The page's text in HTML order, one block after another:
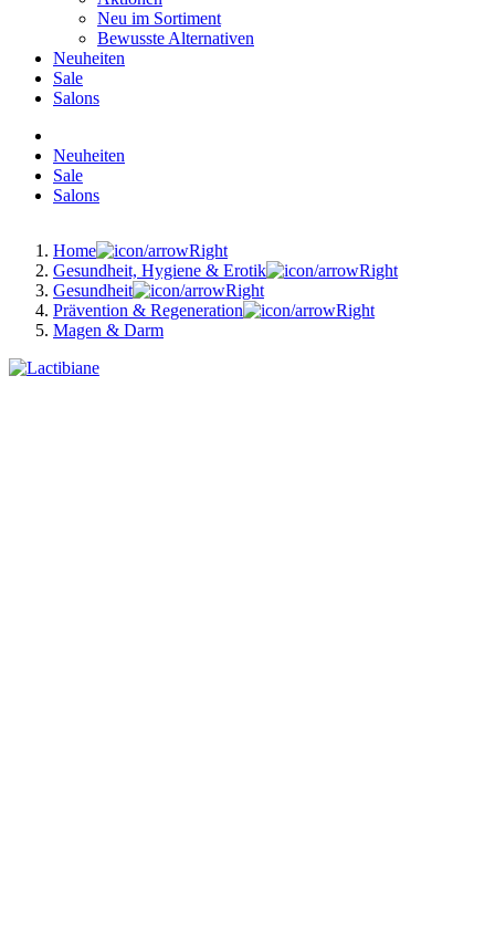
Neu im Sortiment
Bewusste Alternativen
Neuheiten
Sale
Salons
Neuheiten
Sale
Salons
Home
Gesundheit, Hygiene & Erotik
Gesundheit
Prävention & Regeneration
Magen & Darm